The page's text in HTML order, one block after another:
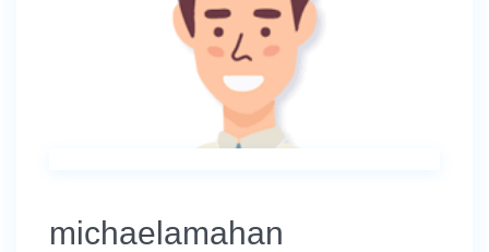
michaelamahan